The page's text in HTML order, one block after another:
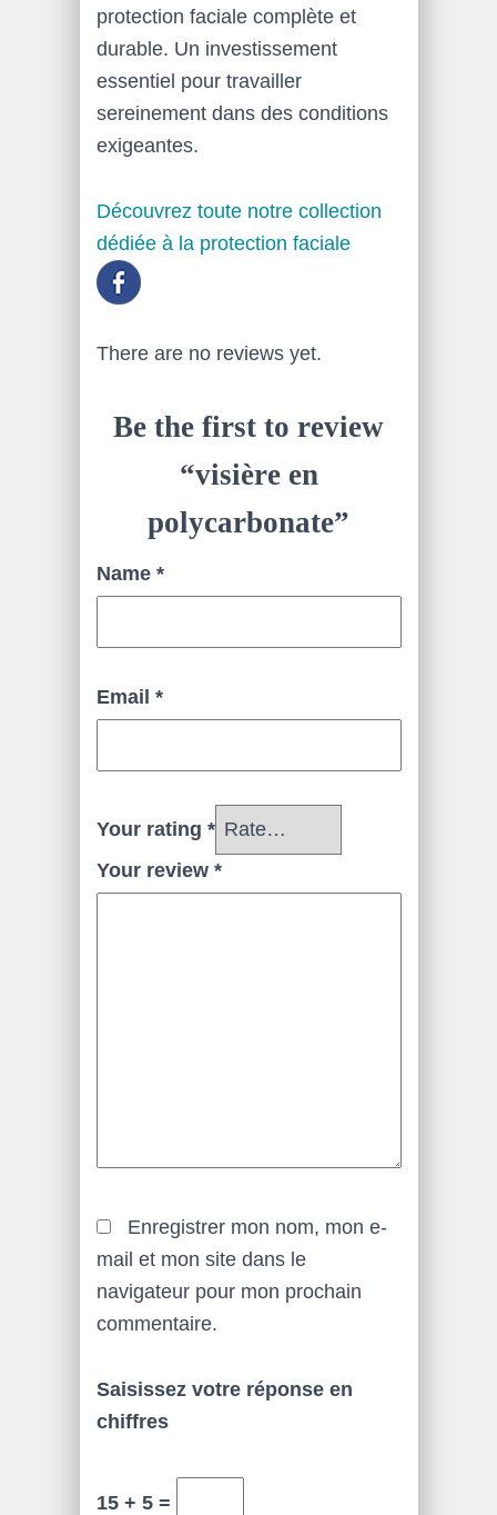
protection faciale complète et
durable. Un investissement
essentiel pour travailler
sereinement dans des conditions
exigeantes.
Découvrez toute notre collection
dédiée à la protection faciale
There are no reviews yet.
Be the first to review
“visière en
polycarbonate”
Name *
Email *
Your rating *
Your review *
Enregistrer mon nom, mon e-
mail et mon site dans le
navigateur pour mon prochain
commentaire.
Saisissez votre réponse en
chiffres
15 + 5 =